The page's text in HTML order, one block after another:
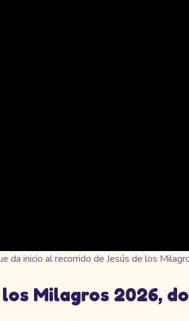
da inicio al recorrido de Jesús de los
Milagros 2026,